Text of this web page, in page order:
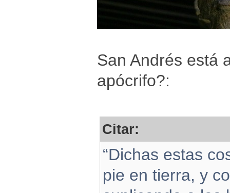
San Andrés está
apócrifo?:
Citar:
“Dichas estas
pie en tierra, y